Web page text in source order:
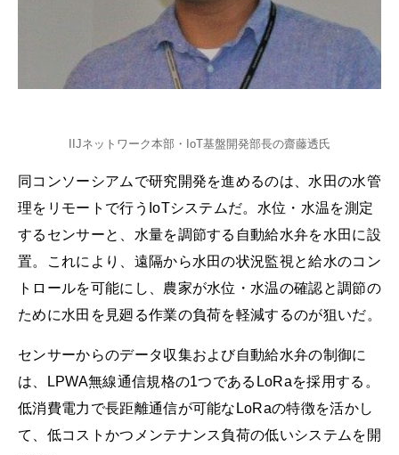
IIJネットワーク本部・IoT基盤開発部長の齋藤透氏
同コンソーシアムで研究開発を進めるのは、水田の水管
理をリモートで行うIoTシステムだ。水位・水温を測定
するセンサーと、水量を調節する自動給水弁を水田に設
置。これにより、遠隔から水田の状況監視と給水のコン
トロールを可能にし、農家が水位・水温の確認と調節の
ために水田を見廻る作業の負荷を軽減するのが狙いだ。
センサーからのデータ収集および自動給水弁の制御に
は、LPWA無線通信規格の1つであるLoRaを採用する。
低消費電力で長距離通信が可能なLoRaの特徴を活かし
て、低コストかつメンテナンス負荷の低いシステムを開